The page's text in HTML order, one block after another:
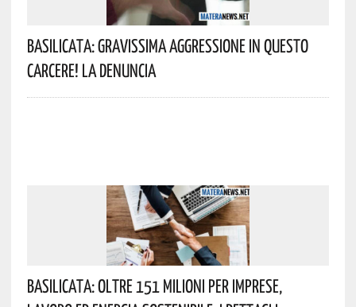
Basilicata: Gravissima Aggressione In Questo
Carcere! La Denuncia
Basilicata: Oltre 151 Milioni Per Imprese,